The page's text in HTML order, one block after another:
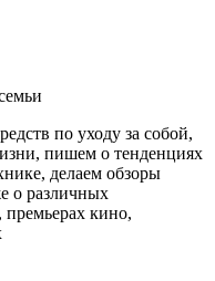
по уходу за собой,
пишем о тенденциях
делаем обзоры
о различных
премьерах кино,